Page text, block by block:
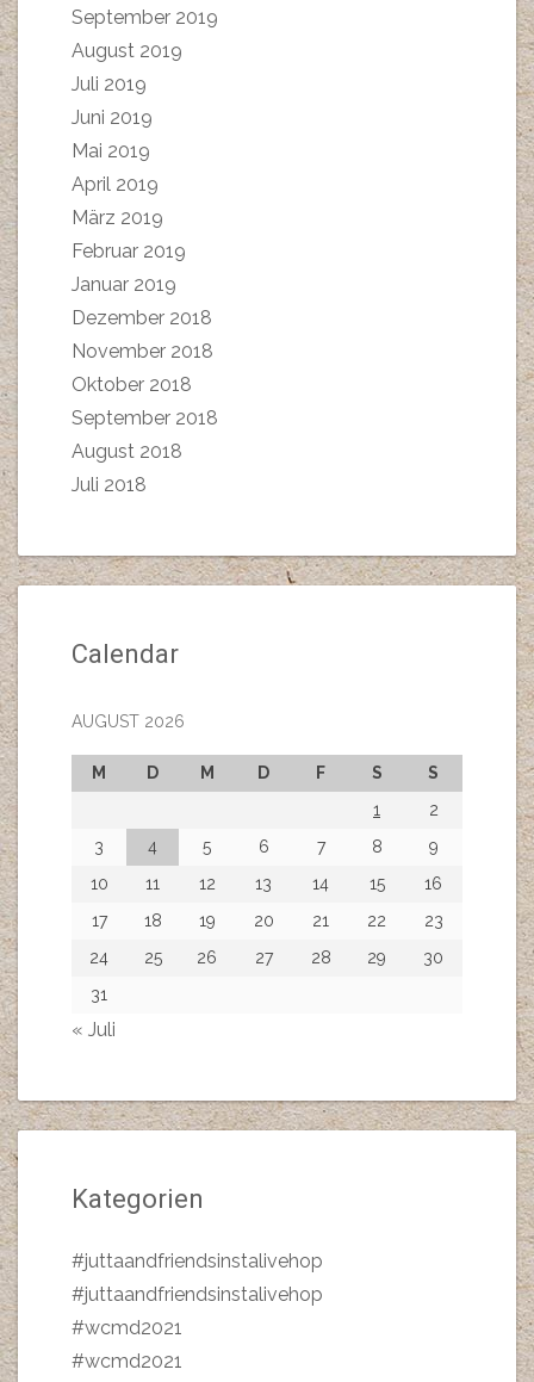
September 2019
August 2019
Juli 2019
Juni 2019
Mai 2019
April 2019
März 2019
Februar 2019
Januar 2019
Dezember 2018
November 2018
Oktober 2018
September 2018
August 2018
Juli 2018
Calendar
AUGUST 2026
M D M D F S
S
1
2
3
4 5 6 7 8
9
10
11 12 13 14 15
16
17
18 19 20 21 22
23
24
25 26 27 28 29
30
31
« Juli
Kategorien
#juttaandfriendsinstalivehop
#juttaandfriendsinstalivehop
#wcmd2021
#wcmd2021